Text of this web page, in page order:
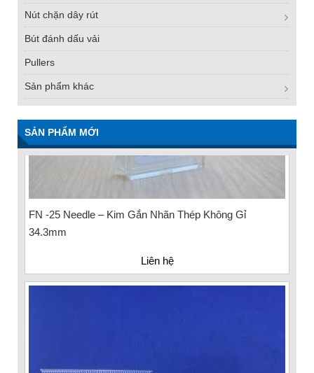
Nút chặn dây rút
Bút đánh dấu vải
Pullers
Sản phẩm khác
SẢN PHẨM MỚI
34.3mm